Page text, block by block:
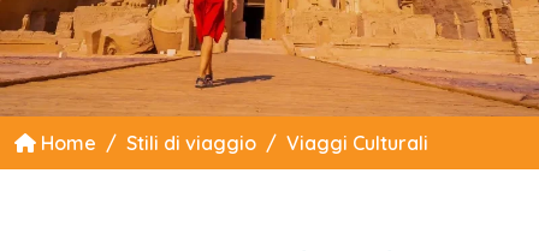
Home Stili di viaggio Viaggi Culturali